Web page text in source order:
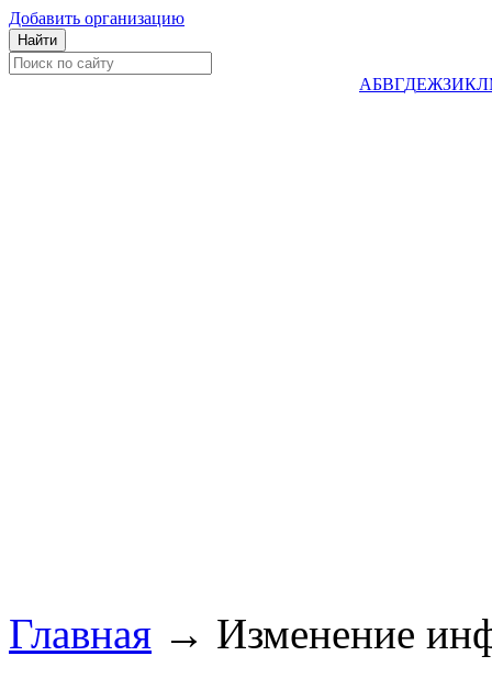
Добавить организацию
АБВГДЕЖЗИКЛ
Главная → Изменение